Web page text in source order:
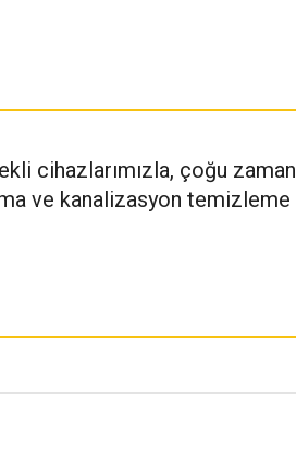
cihazlarımızla, çoğu zaman
ve kanalizasyon temizleme